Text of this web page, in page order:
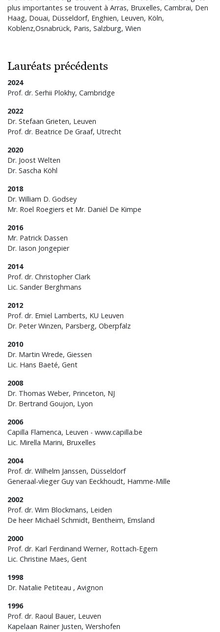
plus importantes se trouvent à Arras, Bruxelles, Cambrai, Den
Haag, Douai, Düsseldorf, Enghien, Leuven, Köln,
Koblenz,Osnabrück, Paris, Salzburg, Wien
Lauréats précédents
2024
Prof. dr. Serhii Plokhy, Cambridge
2022
Dr. Stefaan Grieten, Leuven
Prof. dr. Beatrice De Graaf, Utrecht
2020
Dr. Joost Welten
Dr. Sascha Köhl
2018
Dr. William D. Godsey
Mr. Roel Roegiers et Mr. Daniël De Kimpe
2016
Mr. Patrick Dassen
Dr. Iason Jongepier
2014
Prof. dr. Christopher Clark
Lic. Sander Berghmans
2012
Prof. dr. Emiel Lamberts, KU Leuven
Dr. Peter Winzen, Parsberg, Oberpfalz
2010
Dr. Martin Wrede, Giessen
Lic. Hans Baeté, Gent
2008
Dr. Thomas Weber, Princeton, NJ
Dr. Bertrand Goujon, Lyon
2006
Capilla Flamenca, Leuven - www.capilla.be
Lic. Mirella Marini, Bruxelles
2004
Prof. dr. Wilhelm Janssen, Düsseldorf
Generaal-vlieger Guy van Eeckhoudt, Hamme-Mille
2002
Prof. dr. Wim Blockmans, Leiden
De heer Michaël Schmidt, Bentheim, Emsland
2000
Prof. dr. Karl Ferdinand Werner, Rottach-Egern
Lic. Christine Maes, Gent
1998
Dr. Natalie Petiteau , Avignon
1996
Prof. dr. Raoul Bauer, Leuven
Kapelaan Rainer Justen, Wershofen